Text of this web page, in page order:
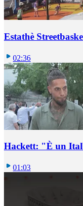
Estathè
02:36
Hackett: "È un
01:03